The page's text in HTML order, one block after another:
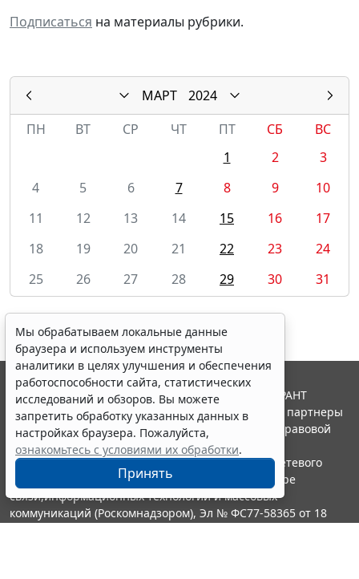
Подписаться на материалы рубрики.
МАРТ
2024
ПН
ВТ СР ЧТ ПТ СБ
ВС
1
2
3
4
5 6 7 8 9
10
11
12 13 14 15 16
17
18
19 20 21 22 23
24
25
26 27 28 29 30 31
Мы обрабатываем локальные данные
браузера и используем инструменты
аналитики в целях улучшения и обеспечения
работоспособности сайта, статистических
исследований и обзоров. Вы можете
запретить обработку указанных данных в
настройках браузера. Пожалуйста,
ознакомьтесь с условиями их обработки.
Принять
© ООО "НПП "ГАРАНТ-СЕРВИС", 2026. Система ГАРАНТ
выпускается с 1990 года. Компания "Гарант" и ее партнеры
являются участниками Российской ассоциации правовой
информации ГАРАНТ.
Портал ГАРАНТ.РУ зарегистрирован в качестве сетевого
издания Федеральной службой по надзору в сфере
связи,информационных технологий и массовых
коммуникаций (Роскомнадзором), Эл № ФС77-58365 от 18